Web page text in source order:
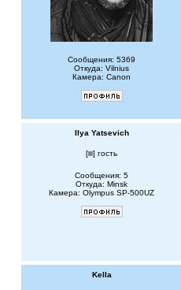
Сообщения: 5369
Откуда: Vilnius
Камера: Canon
Ilya Yatsevich
[ ] гость
Сообщения: 5
Откуда: Minsk
Камера: Olympus SP-500UZ
Kella